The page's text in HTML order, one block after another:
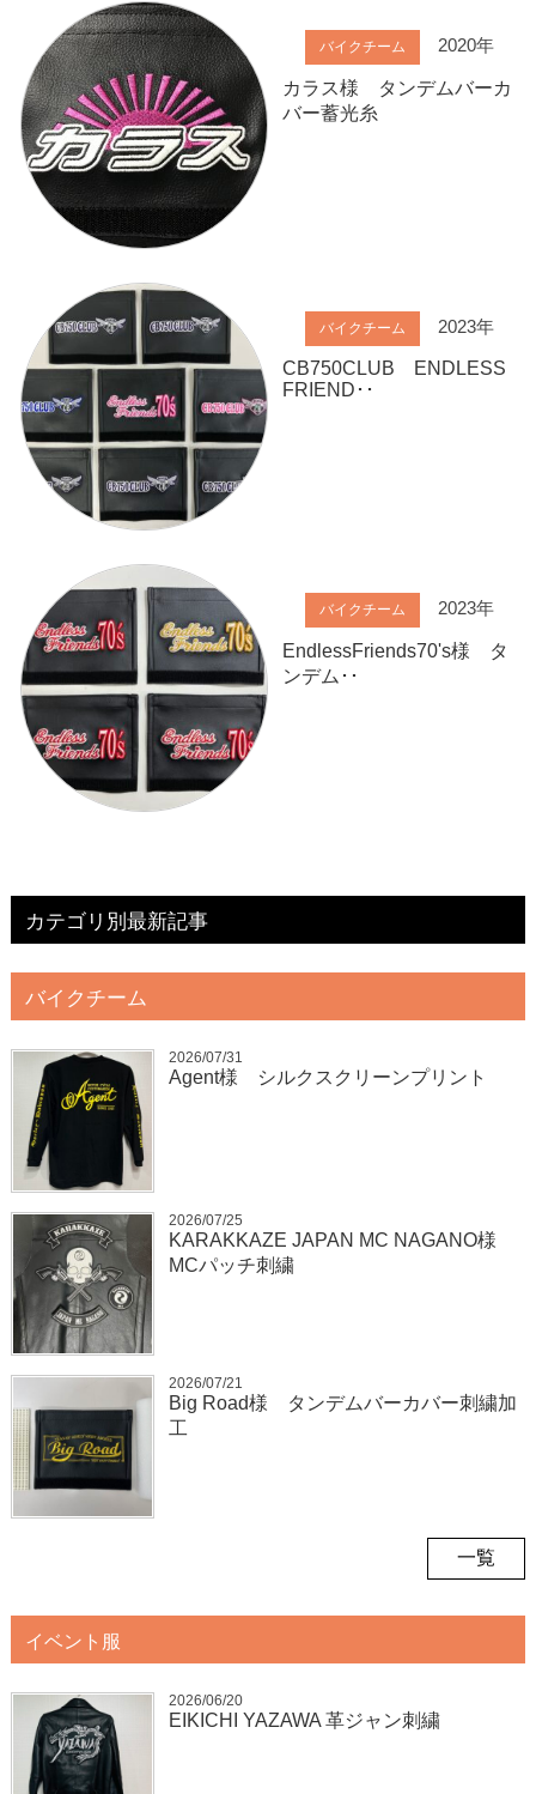
バイクチーム 2020年
カラス様 タンデムバーカ
バー蓄光糸
バイクチーム 2023年
CB750CLUB ENDLESS
FRIEND･･
バイクチーム 2023年
EndlessFriends70's様 タ
ンデム･･
カテゴリ別最新記事
バイクチーム
2026/07/31
Agent様 シルクスクリーンプリント
2026/07/25
KARAKKAZE JAPAN MC NAGANO様
MCパッチ刺繍
2026/07/21
Big Road様 タンデムバーカバー刺繍加
工
一覧
イベント服
2026/06/20
EIKICHI YAZAWA 革ジャン刺繍